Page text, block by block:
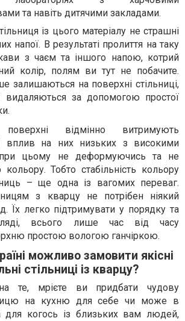
та навіть дитячими закладами.
із цього матеріалу не страшні
напої. В результаті пролиття на таку
з чаєм та іншого напою, котрий
колір, полям ви тут не побачите.
залишаються на поверхні стільниці,
видаляються за допомогою простої
відмінно витримують
вплив на них низьких з високими
при цьому не деформуючись та не
Тобто стабільність кольору
– ще одна із вагомих переваг.
з кварцу не потрібен ніякий
Їх легко підтримувати у порядку та
всього лише час від часу
простою вологою ганчіркою.
можливо замовити якісні
стільниці із кварцу?
те, мрієте ви придбати чудову
на кухню для себе чи може в
для когось із близьких вам людей,